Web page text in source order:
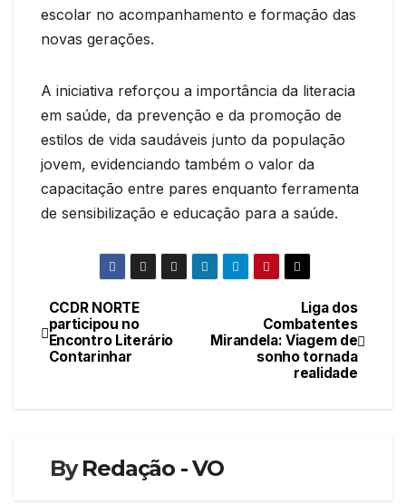
escolar no acompanhamento e formação das
novas gerações.
A iniciativa reforçou a importância da literacia
em saúde, da prevenção e da promoção de
estilos de vida saudáveis junto da população
jovem, evidenciando também o valor da
capacitação entre pares enquanto ferramenta
de sensibilização e educação para a saúde.
Navegação
de
Liga dos
Combatentes
Mirandela: Viagem de
sonho tornada
realidade
CCDR NORTE
participou no
Encontro Literário
Contarinhar
ByRedação - VO